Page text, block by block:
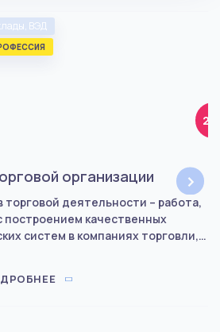
организации
деятельности – работа,
качественных
в компаниях торговли,
который обеспечивает
›